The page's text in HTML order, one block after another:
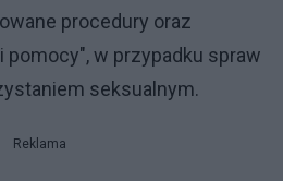
procedury oraz
pomocy", w przypadku spraw
seksualnym.
Reklama